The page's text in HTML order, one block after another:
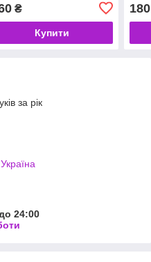
₴
Купити
180
за рік
24:00